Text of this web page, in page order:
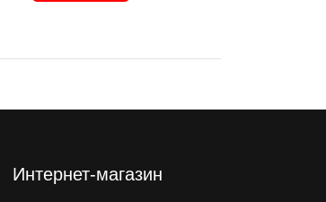
Интернет-магазин